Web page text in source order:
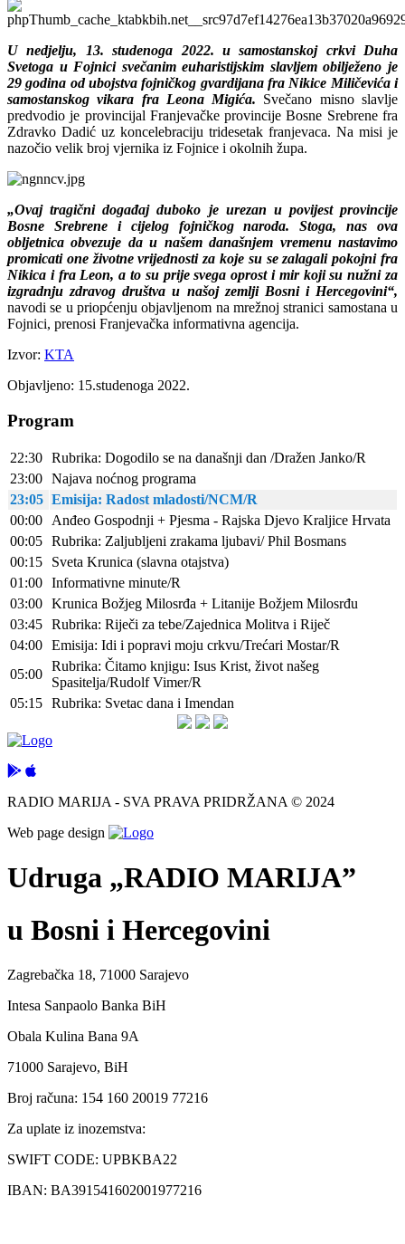
U nedjelju, 13. studenoga 2022. u samostanskoj crkvi Duha
Svetoga u Fojnici svečanim euharistijskim slavljem obilježeno je
29 godina od ubojstva fojničkog gvardijana fra Nikice Miličevića i
samostanskog vikara fra Leona Migića. Svečano misno slavlje
predvodio je provincijal Franjevačke provincije Bosne Srebrene fra
Zdravko Dadić uz koncelebraciju tridesetak franjevaca. Na misi je
nazočio velik broj vjernika iz Fojnice i okolnih župa.
„Ovaj tragični događaj duboko je urezan u povijest provincije
Bosne Srebrene i cijelog fojničkog naroda. Stoga, nas ova
obljetnica obvezuje da u našem današnjem vremenu nastavimo
promicati one životne vrijednosti za koje su se zalagali pokojni fra
Nikica i fra Leon, a to su prije svega oprost i mir koji su nužni za
izgradnju zdravog društva u našoj zemlji Bosni i Hercegovini“,
navodi se u priopćenju objavljenom na mrežnoj stranici samostana u
Fojnici, prenosi Franjevačka informativna agencija.
Izvor: KTA
Objavljeno: 15.studenoga 2022.
Program
22:30 Rubrika: Dogodilo se na današnji dan /Dražen Janko/R
23:00 Najava noćnog programa
23:05 Emisija: Radost mladosti/NCM/R
00:00
Anđeo Gospodnji + Pjesma - Rajska Djevo Kraljice Hrvata
00:05 Rubrika: Zaljubljeni zrakama ljubavi/ Phil Bosmans
00:15
Sveta Krunica (slavna otajstva)
01:00 Informativne minute/R
03:00 Krunica Božjeg Milosrđa + Litanije Božjem Milosrđu
03:45 Rubrika: Riječi za tebe/Zajednica Molitva i Riječ
04:00 Emisija: Idi i popravi moju crkvu/Trećari Mostar/R
05:00
Rubrika: Čitamo knjigu: Isus Krist, život našeg
Spasitelja/Rudolf Vimer/R
05:15 Rubrika: Svetac dana i Imendan
RADIO MARIJA - SVA PRAVA PRIDRŽANA © 2024
Web page design
Udruga „RADIO MARIJA”
u Bosni i Hercegovini
Zagrebačka 18, 71000 Sarajevo
Intesa Sanpaolo Banka BiH
Obala Kulina Bana 9A
71000 Sarajevo, BiH
Broj računa: 154 160 20019 77216
Za uplate iz inozemstva:
SWIFT CODE: UPBKBA22
IBAN: BA391541602001977216